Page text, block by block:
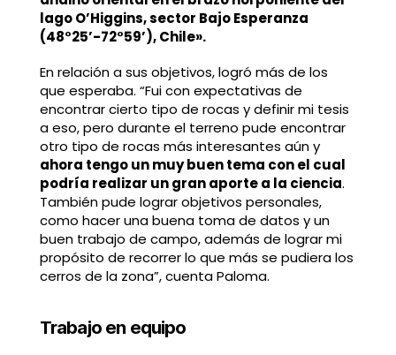
lago O’Higgins, sector Bajo Esperanza
(48°25’-72°59’), Chile».
En relación a sus objetivos, logró más de los
que esperaba. “Fui con expectativas de
encontrar cierto tipo de rocas y definir mi tesis
a eso, pero durante el terreno pude encontrar
otro tipo de rocas más interesantes aún y
ahora tengo un muy buen tema con el cual
podría realizar un gran aporte a la ciencia.
También pude lograr objetivos personales,
como hacer una buena toma de datos y un
buen trabajo de campo, además de lograr mi
propósito de recorrer lo que más se pudiera los
cerros de la zona”, cuenta Paloma.
Trabajo en equipo